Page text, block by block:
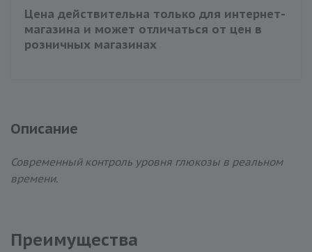
Цена действительна только для интернет-
магазина и может отличаться от цен в
розничных магазинах
Описание
Современный контроль уровня глюкозы в реальном
времени.
Преимущества